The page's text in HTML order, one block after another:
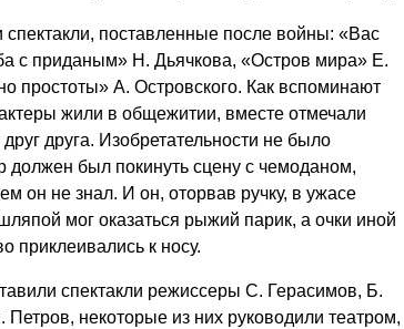
спектакли, поставленные после войны: «Вас
с приданым» Н. Дьячкова, «Остров мира» Е.
простоты» А. Островского. Как вспоминают
жили в общежитии, вместе отмечали
друга. Изобретательности не было
должен был покинуть сцену с чемоданом,
он не знал. И он, оторвав ручку, в ужасе
мог оказаться рыжий парик, а очки иной
приклеивались к носу.
спектакли режиссеры С. Герасимов, Б.
некоторые из них руководили театром,